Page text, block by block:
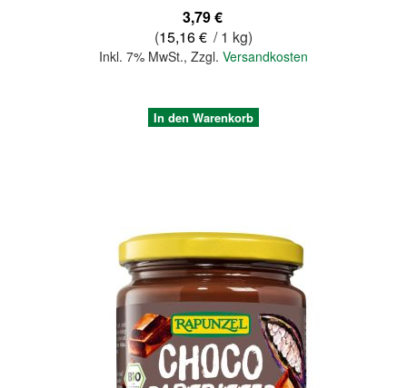
3,79 €
(15,16 € / 1 kg)
Inkl. 7% MwSt., Zzgl. Versandkosten
In den Warenkorb